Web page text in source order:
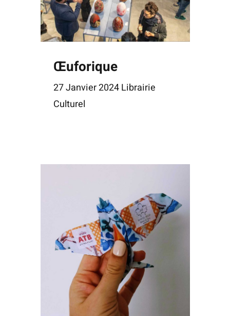
Œuforique
27 Janvier 2024 Librairie
Culturel